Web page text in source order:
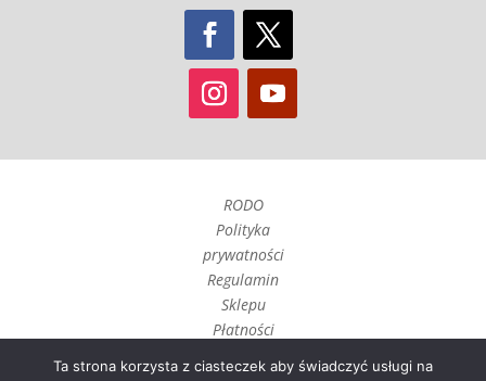
RODO
Polityka
prywatności
Regulamin
Sklepu
Płatności
Ta strona korzysta z ciasteczek aby świadczyć usługi na